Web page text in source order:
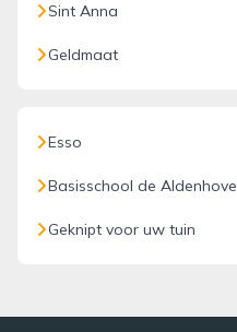
Sint Anna
Geldmaat
Esso
Basisschool de Aldenhove
Geknipt voor uw tuin